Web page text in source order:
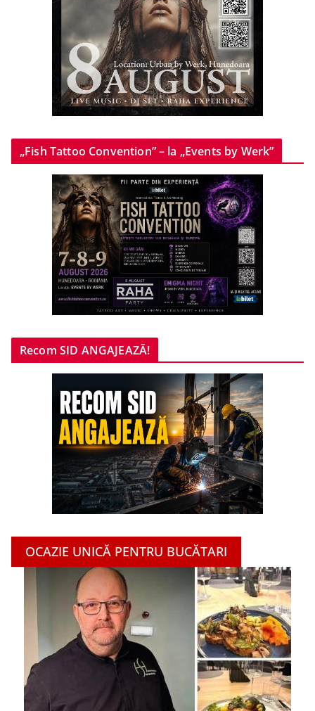
„Fish Tattoo Convention” – la „Events by Werk”
Recom SID ANGAJEAZĂ!
OCAZIE UNICĂ PENTRU BUCĂTARI